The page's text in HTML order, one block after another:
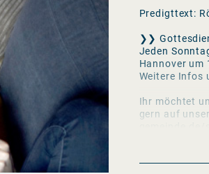
Predigttext:
❯❯
Jeden
Hannover um
Weitere Infos
Ihr möchtet
gern auf
https://